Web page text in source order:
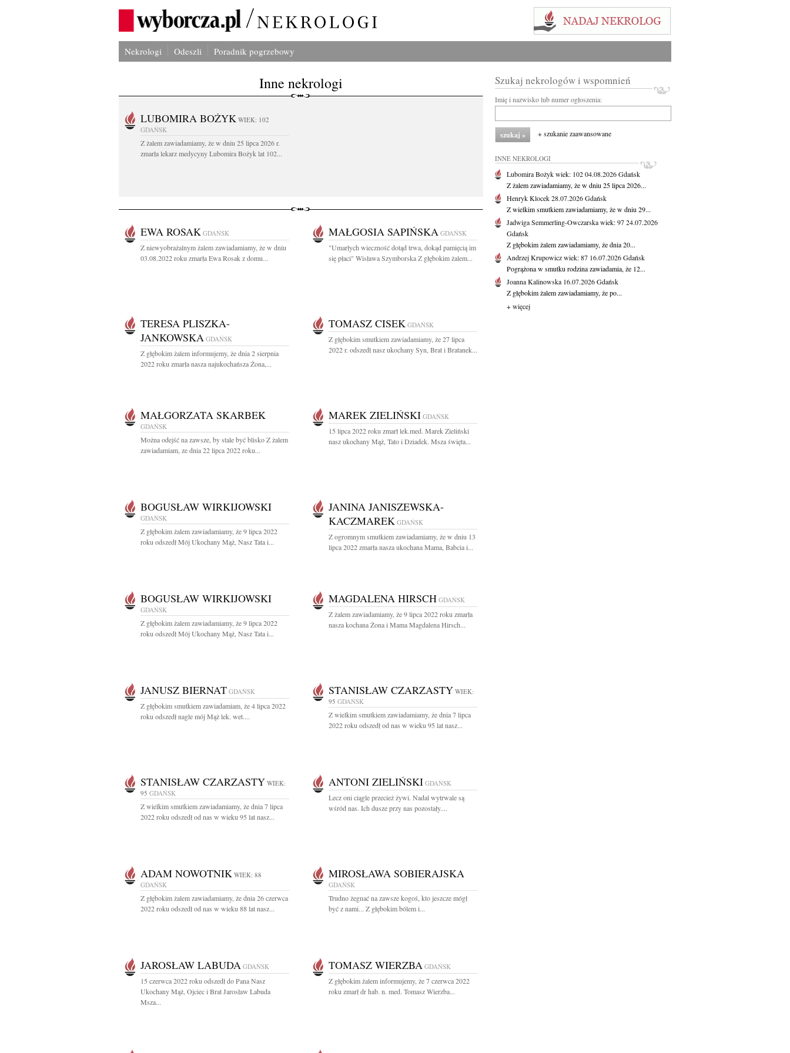
Nekrologi Odeszli Poradnik pogrzebowy
Inne nekrologi
LUBOMIRA BOŻYK WIEK: 102
GDAŃSK
Z żalem zawiadamiamy, że w dniu 25 lipca 2026 r.
zmarła lekarz medycyny Lubomira Bożyk lat 102...
EWA ROSAK GDAŃSK
Z niewyobrażalnym żalem zawiadamiamy, że w dniu
03.08.2022 roku zmarła Ewa Rosak z domu...
MAŁGOSIA SAPIŃSKA GDAŃSK
"Umarłych wieczność dotąd trwa, dokąd pamięcią im
się płaci" Wisława Szymborska Z głębokim żalem...
TERESA PLISZKA-
JANKOWSKA GDAŃSK
Z głębokim żalem informujemy, że dnia 2 sierpnia
2022 roku zmarła nasza najukochańsza Żona,...
TOMASZ CISEK GDAŃSK
Z głębokim smutkiem zawiadamiamy, że 27 lipca
2022 r. odszedł nasz ukochany Syn, Brat i Bratanek...
MAŁGORZATA SKARBEK
GDAŃSK
Można odejść na zawsze, by stale być blisko Z żalem
zawiadamiam, ze dnia 22 lipca 2022 roku...
MAREK ZIELIŃSKI GDAŃSK
15 lipca 2022 roku zmarł lek.med. Marek Zieliński
nasz ukochany Mąż, Tato i Dziadek. Msza święta...
BOGUSŁAW WIRKIJOWSKI
GDAŃSK
Z głębokim żalem zawiadamiamy, że 9 lipca 2022
roku odszedł Mój Ukochany Mąż, Nasz Tata i...
JANINA JANISZEWSKA-
KACZMAREK GDAŃSK
Z ogromnym smutkiem zawiadamiamy, że w dniu 13
lipca 2022 zmarła nasza ukochana Mama, Babcia i...
BOGUSŁAW WIRKIJOWSKI
GDAŃSK
Z głębokim żalem zawiadamiamy, że 9 lipca 2022
roku odszedł Mój Ukochany Mąż, Nasz Tata i...
MAGDALENA HIRSCH GDAŃSK
Z żalem zawiadamiamy, że 9 lipca 2022 roku zmarła
nasza kochana Żona i Mama Magdalena Hirsch...
JANUSZ BIERNAT GDAŃSK
Z głębokim smutkiem zawiadamiam, że 4 lipca 2022
roku odszedł nagle mój Mąż lek. wet....
STANISŁAW CZARZASTY WIEK:
95 GDAŃSK
Z wielkim smutkiem zawiadamiamy, że dnia 7 lipca
2022 roku odszedł od nas w wieku 95 lat nasz...
STANISŁAW CZARZASTY WIEK:
95 GDAŃSK
Z wielkim smutkiem zawiadamiamy, że dnia 7 lipca
2022 roku odszedł od nas w wieku 95 lat nasz...
ANTONI ZIELIŃSKI GDAŃSK
Lecz oni ciągle przecież żywi. Nadal wytrwale są
wśród nas. Ich dusze przy nas pozostały....
ADAM NOWOTNIK WIEK: 88
GDAŃSK
Z głębokim żalem zawiadamiamy, że dnia 26 czerwca
2022 roku odszedł od nas w wieku 88 lat nasz...
MIROSŁAWA SOBIERAJSKA
GDAŃSK
Trudno żegnać na zawsze kogoś, kto jeszcze mógł
być z nami... Z głębokim bólem i...
JAROSŁAW LABUDA GDAŃSK
15 czerwca 2022 roku odszedł do Pana Nasz
Ukochany Mąż, Ojciec i Brat Jarosław Labuda
Msza...
TOMASZ WIERZBA GDAŃSK
Z głębokim żalem informujemy, że 7 czerwca 2022
roku zmarł dr hab. n. med. Tomasz Wierzba...
Szukaj nekrologów i wspomnień
Imię i nazwisko lub numer ogłoszenia:
+ szukanie zaawansowane
INNE NEKROLOGI
Lubomira Bożykwiek: 10204.08.2026Gdańsk
Z żalem zawiadamiamy, że w dniu 25 lipca 2026...
Henryk Klocek28.07.2026Gdańsk
Z wielkim smutkiem zawiadamiamy, że w dniu 29...
Jadwiga Semmerling-Owczarskawiek: 9724.07.2026
Gdańsk
Z głębokim żalem zawiadamiamy, że dnia 20...
Andrzej Krupowiczwiek: 87 16.07.2026Gdańsk
Pogrążona w smutku rodzina zawiadamia, że 12...
Joanna Kalinowska 16.07.2026Gdańsk
Z głębokim żalem zawiadamiamy, że po...
+ więcej